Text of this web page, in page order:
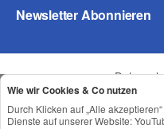
Newsletter Abonnieren
Wie wir Cookies & Co nutzen
Durch Klicken auf „Alle
Dienste auf unserer Website: